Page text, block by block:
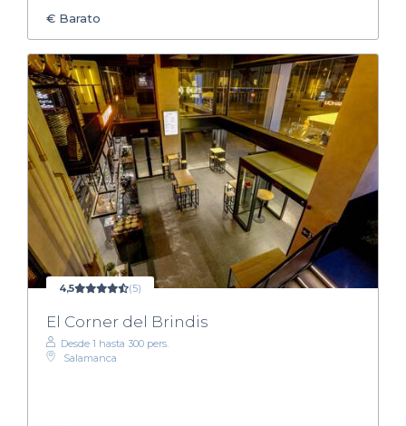
€ Barato
4,5 (5)
El Corner del Brindis
Desde 1 hasta 300 pers.
Salamanca